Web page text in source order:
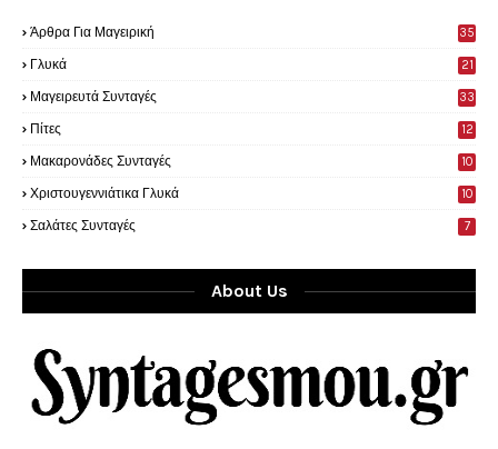
Άρθρα Για Μαγειρική
35
Γλυκά
21
Μαγειρευτά Συνταγές 33
Πίτες 12
Μακαρονάδες Συνταγές 10
Χριστουγεννιάτικα Γλυκά 10
Σαλάτες Συνταγές 7
About Us